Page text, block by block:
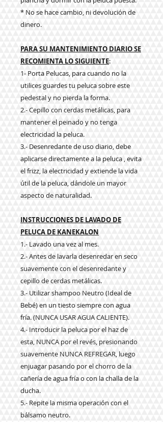
* No se hace cambio, ni devolución de
dinero.
PARA SU MANTENIMIENTO DIARIO SE
RECOMIENTA LO SIGUIENTE:
1- Porta Pelucas, para cuando no la
utilices guardes tu peluca sobre este
pedestal y no pierda la forma.
2.- Cepillo con cerdas metálicas, para
mantener el peinado y no tenga
electricidad la peluca.
3.- Desenredante de uso diario, debe
aplicarse directamente a la peluca , evita
el frizz, la electricidad y extiende la vida
útil de la peluca, dándole un mayor
aspecto de naturalidad.
INSTRUCCIONES DE LAVADO DE
PELUCA DE KANEKALON
1.- Lavado una vez al mes.
2.- Antes de lavarla desenredar en seco
suavemente con el desenredante y
cepillo de cerdas metálicas.
3.- Utilizar shampoo Neutro (Ideal de
Bebé) en un tiesto siempre con agua
fría. (NUNCA USAR AGUA CALIENTE).
4.- Introducir la peluca por el haz de
esta, NUNCA por el revés, presionando
suavemente NUNCA REFREGAR, luego
enjuagar pasando por el chorro de la
cañería de agua fría o con la challa de la
ducha.
5.- Repite la misma operación con el
bálsamo neutro.